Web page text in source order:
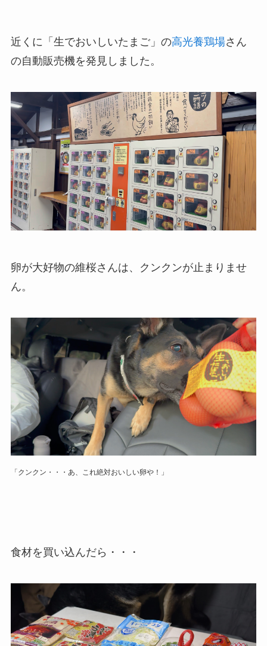
近くに「生でおいしいたまご」の高光養鶏場さん
の自動販売機を発見しました。
卵が大好物の維桜さんは、クンクンが止まりませ
ん。
「クンクン・・・あ、これ絶対おいしい卵や！」
食材を買い込んだら・・・